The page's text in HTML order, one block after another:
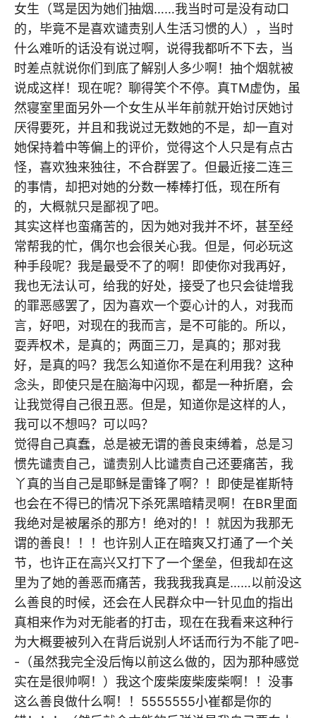
女生（骂是因为她们抽烟……我当时可是没有动口
的，毕竟不是喜欢谴责别人生活习惯的人），当时
什么难听的话没有说过啊，说得我都听不下去，当
时差点就说你们到底了解别人多少啊！抽个烟就被
说成这样！现在呢？聊得笑个不停。真TM虚伪，虽
然寝室里面另外一个女生从半年前就开始讨厌她讨
厌得要死，并且和我说过无数她的不是，却一直对
她保持着中等偏上的评价，觉得这个人只是有点古
怪，喜欢独来独往，不合群罢了。但最近接二连三
的事情，却把对她的分数一棒棒打低，现在所有
的，大概就只是鄙视了吧。
其实这样也蛮痛苦的，因为她对我并不坏，甚至经
常帮我的忙，偶尔也会很关心我。但是，何必玩这
种手段呢？我是最受不了的啊！即使你对我再好，
我也无法认可，给我的好处，接受了也只会徒增我
的罪恶感罢了，因为喜欢一个耍心计的人，对我而
言，好吧，对现在的我而言，是不可能的。所以，
耍弄权术，是真的；两面三刀，是真的；那对我
好，是真的吗？我怎么知道你不是在利用我？这种
念头，即使只是在脑海中闪现，都是一种折磨，会
让我觉得自己很丑恶。但是，知道你是这样的人，
我可以不想吗？可以吗？
觉得自己真蠢，总是被无谓的善良束缚着，总是习
惯先谴责自己，谴责别人比谴责自己还要痛苦，我
丫真的当自己是耶稣是雷锋了啊？！即使是崔斯特
也会在不得已的情况下杀死黑暗精灵啊！在BR里面
我绝对是被屠杀的那方！绝对的！！就因为我那无
谓的善良！！！也许别人正在暗爽又打通了一个关
节，也许正在高兴又打下了一个堡垒，但我却在这
里为了她的善恶而痛苦，我我我我真是……以前没这
么善良的时候，还会在人民群众中一针见血的指出
真相来作为对无能者的打击，现在在我看来这种行
为大概要被列入在背后说别人坏话而行为不能了吧-
-（虽然我完全没后悔以前这么做的，因为那种感觉
实在是很帅啊！）我这个废柴废柴废柴啊！！没事
这么善良做什么啊！！5555555小崔都是你的